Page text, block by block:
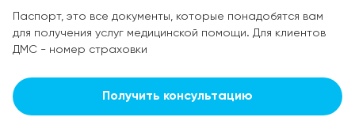
Паспорт, это все документы, которые понадобятся вам
для получения услуг медицинской помощи. Для клиентов
ДМС - номер страховки
Получить консультацию